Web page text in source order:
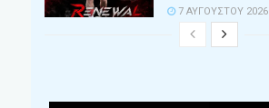
7 ΑΥΓΟΎΣΤΟΥ 2026